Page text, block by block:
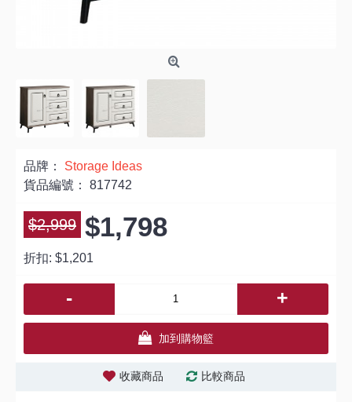
品牌： Storage Ideas
貨品編號： 817742
$2,999 $1,798
折扣: $1,201
- +
加到購物籃
收藏商品 比較商品